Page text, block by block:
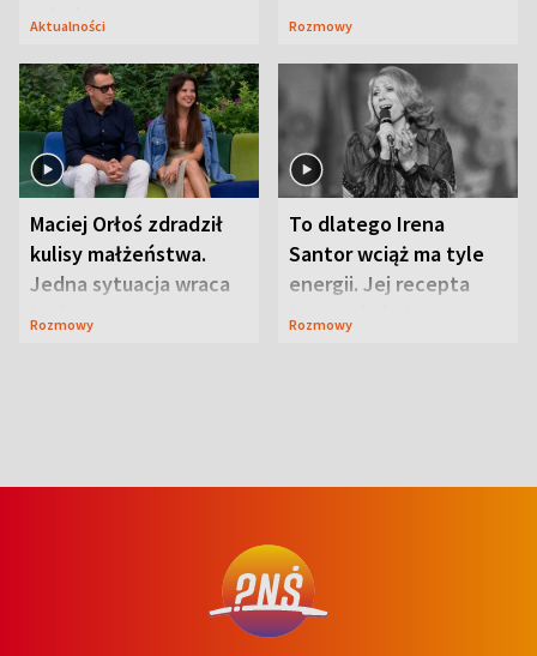
Lubelszczyzna
Aktualności Rozmowy
Maciej Orłoś zdradził
kulisy małżeństwa.
Jedna sytuacja wraca
jak bumerang
Rozmowy
To dlatego Irena
Santor wciąż ma tyle
energii. Jej recepta
jest zaskakująco
Rozmowy